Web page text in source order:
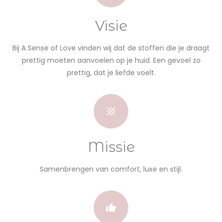
Visie
Bij A Sense of Love vinden wij dat de stoffen die je draagt
prettig moeten aanvoelen op je huid. Een gevoel zo
prettig, dat je liefde voelt.
Missie
Samenbrengen van comfort, luxe en stijl.